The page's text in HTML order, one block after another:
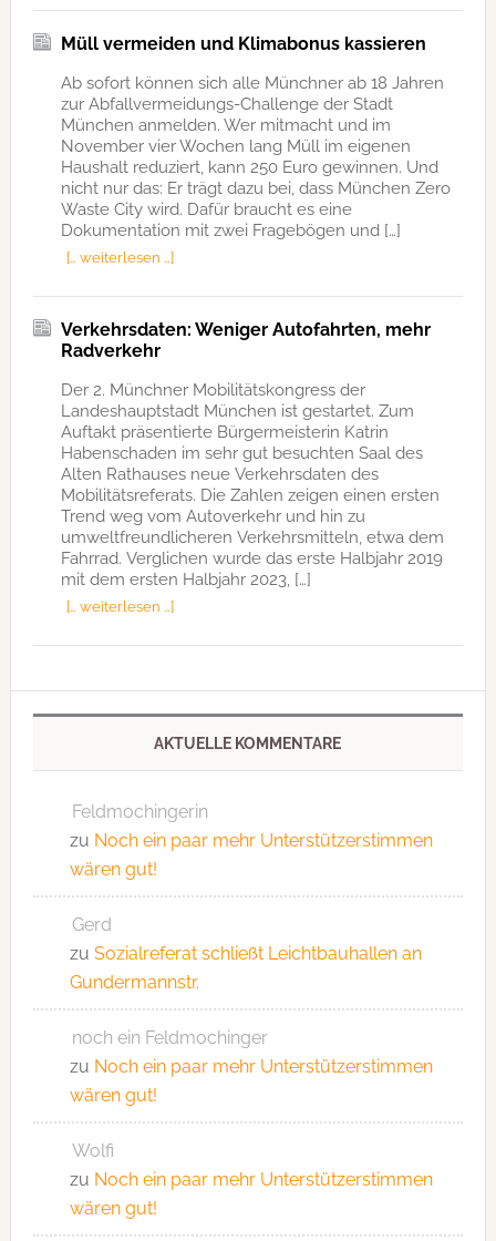
Müll vermeiden und Klimabonus kassieren
Ab sofort können sich alle Münchner ab 18 Jahren
zur Abfallvermeidungs-Challenge der Stadt
München anmelden. Wer mitmacht und im
November vier Wochen lang Müll im eigenen
Haushalt reduziert, kann 250 Euro gewinnen. Und
nicht nur das: Er trägt dazu bei, dass München Zero
Waste City wird. Dafür braucht es eine
Dokumentation mit zwei Fragebögen und […]
[… weiterlesen …]
Verkehrsdaten: Weniger Autofahrten, mehr
Radverkehr
Der 2. Münchner Mobilitätskongress der
Landeshauptstadt München ist gestartet. Zum
Auftakt präsentierte Bürgermeisterin Katrin
Habenschaden im sehr gut besuchten Saal des
Alten Rathauses neue Verkehrsdaten des
Mobilitätsreferats. Die Zahlen zeigen einen ersten
Trend weg vom Autoverkehr und hin zu
umweltfreundlicheren Verkehrsmitteln, etwa dem
Fahrrad. Verglichen wurde das erste Halbjahr 2019
mit dem ersten Halbjahr 2023, […]
[… weiterlesen …]
AKTUELLE KOMMENTARE
Feldmochingerin
zu Noch ein paar mehr Unterstützerstimmen
wären gut!
Gerd
zu Sozialreferat schließt Leichtbauhallen an
Gundermannstr.
noch ein Feldmochinger
zu Noch ein paar mehr Unterstützerstimmen
wären gut!
Wolfi
zu Noch ein paar mehr Unterstützerstimmen
wären gut!